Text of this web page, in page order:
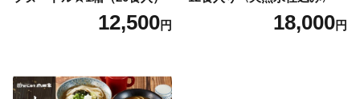
12,500円 18,000円